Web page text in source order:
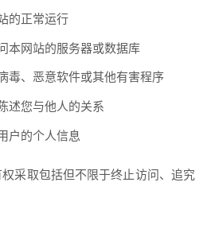
的正常运行
本网站的服务器或数据库
毒、恶意软件或其他有害程序
述您与他人的关系
户的个人信息
采取包括但不限于终止访问、追究